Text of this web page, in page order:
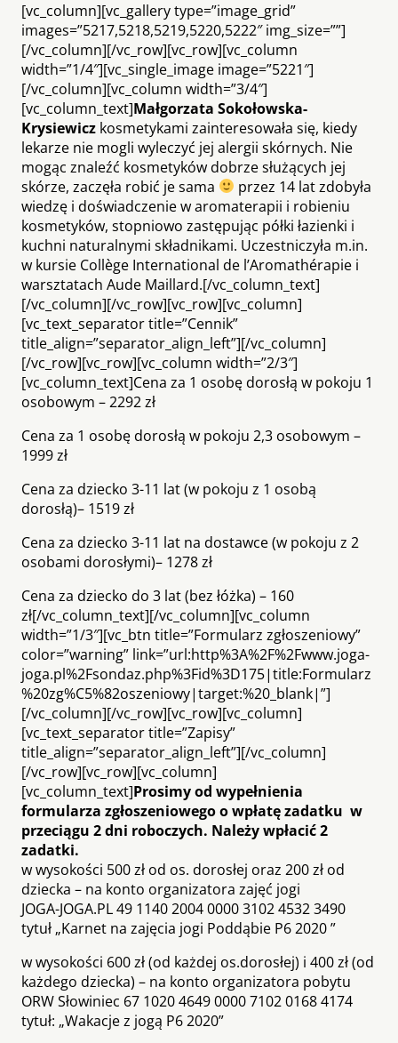
[vc_column][vc_gallery type=”image_grid”
images=”5217,5218,5219,5220,5222″ img_size=””]
[/vc_column][/vc_row][vc_row][vc_column
width=”1/4″][vc_single_image image=”5221″]
[/vc_column][vc_column width=”3/4″]
[vc_column_text]Małgorzata Sokołowska-
Krysiewicz kosmetykami zainteresowała się, kiedy
lekarze nie mogli wyleczyć jej alergii skórnych. Nie
mogąc znaleźć kosmetyków dobrze służących jej
skórze, zaczęła robić je sama
przez 14 lat zdobyła
wiedzę i doświadczenie w aromaterapii i robieniu
kosmetyków, stopniowo zastępując półki łazienki i
kuchni naturalnymi składnikami. Uczestniczyła m.in.
w kursie Collège International de l’Aromathérapie i
warsztatach Aude Maillard.[/vc_column_text]
[/vc_column][/vc_row][vc_row][vc_column]
[vc_text_separator title=”Cennik”
title_align=”separator_align_left”][/vc_column]
[/vc_row][vc_row][vc_column width=”2/3″]
[vc_column_text]Cena za 1 osobę dorosłą w pokoju 1
osobowym – 2292 zł
Cena za 1 osobę dorosłą w pokoju 2,3 osobowym –
1999 zł
Cena za dziecko 3-11 lat (w pokoju z 1 osobą
dorosłą)– 1519 zł
Cena za dziecko 3-11 lat na dostawce (w pokoju z 2
osobami dorosłymi)– 1278 zł
Cena za dziecko do 3 lat (bez łóżka) – 160
zł[/vc_column_text][/vc_column][vc_column
width=”1/3″][vc_btn title=”Formularz zgłoszeniowy”
color=”warning” link=”url:http%3A%2F%2Fwww.joga-
joga.pl%2Fsondaz.php%3Fid%3D175|title:Formularz
%20zg%C5%82oszeniowy|target:%20_blank|”]
[/vc_column][/vc_row][vc_row][vc_column]
[vc_text_separator title=”Zapisy”
title_align=”separator_align_left”][/vc_column]
[/vc_row][vc_row][vc_column]
[vc_column_text]Prosimy od wypełnienia
formularza zgłoszeniowego o wpłatę zadatku w
przeciągu 2 dni roboczych. Należy wpłacić 2
zadatki.
w wysokości 500 zł od os. dorosłej oraz 200 zł od
dziecka – na konto organizatora zajęć jogi
JOGA-JOGA.PL 49 1140 2004 0000 3102 4532 3490
tytuł „Karnet na zajęcia jogi Poddąbie P6 2020 ”
w wysokości 600 zł (od każdej os.dorosłej) i 400 zł (od
każdego dziecka) – na konto organizatora pobytu
ORW Słowiniec 67 1020 4649 0000 7102 0168 4174
tytuł: „Wakacje z jogą P6 2020”